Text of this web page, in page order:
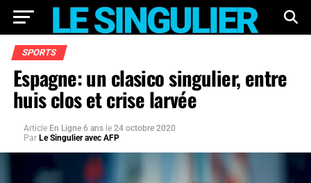
SPORTS
Espagne: un clasico singulier, entre
huis clos et crise larvée
Article En Ligne 6 ans le 24 octobre 2020
Par Le Singulier avec AFP